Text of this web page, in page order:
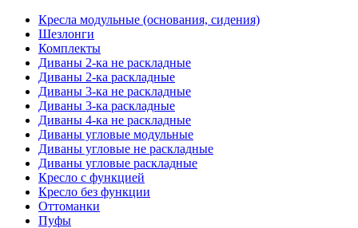
Кресла модульные (основания, сидения)
Шезлонги
Комплекты
Диваны 2-ка не раскладные
Диваны 2-ка раскладные
Диваны 3-ка не раскладные
Диваны 3-ка раскладные
Диваны 4-ка не раскладные
Диваны угловые модульные
Диваны угловые не раскладные
Диваны угловые раскладные
Кресло с функцией
Кресло без функции
Оттоманки
Пуфы